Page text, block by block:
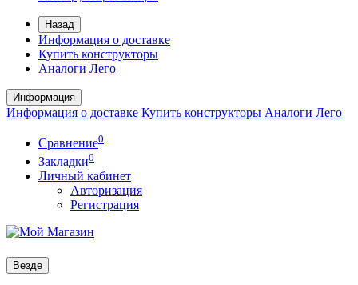
Назад
Информация о доставке
Купить конструкторы
Аналоги Лего
Информация
Информация о доставке Купить конструкторы Аналоги Лего
Сравнение0
Закладки0
Личный кабинет
Авторизация
Регистрация
Везде